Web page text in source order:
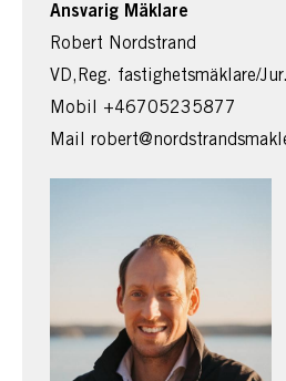
Ansvarig Mäklare
Robert Nordstrand
VD,Reg. fastighetsmäklare/
Mobil +46705235877
Mail